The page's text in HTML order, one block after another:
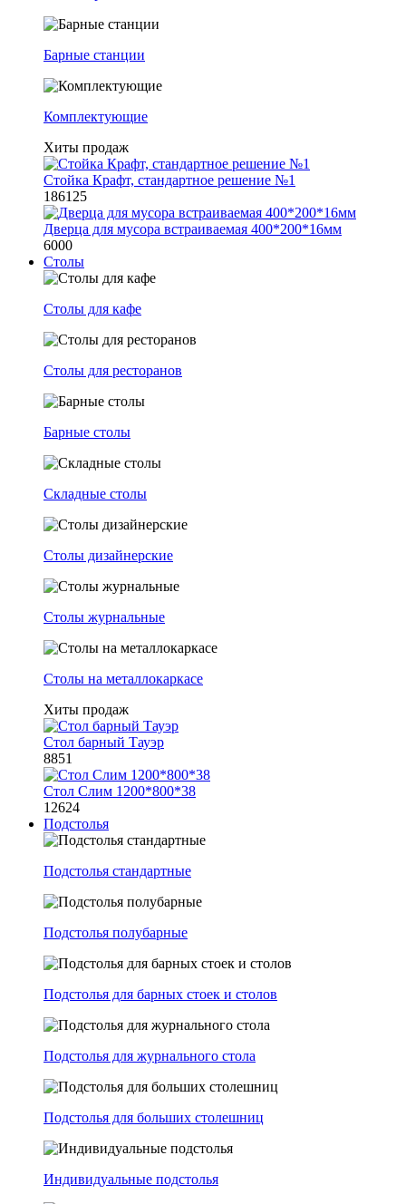
Барные станции
Комплектующие
Хиты продаж
Стойка Крафт, стандартное решение №1
186125
Дверца для мусора встраиваемая 400*200*16мм
6000
Столы
Столы для кафе
Столы для ресторанов
Барные столы
Складные столы
Столы дизайнерские
Столы журнальные
Столы на металлокаркасе
Хиты продаж
Стол барный Тауэр
8851
Стол Слим 1200*800*38
12624
Подстолья
Подстолья стандартные
Подстолья полубарные
Подстолья для барных стоек и столов
Подстолья для журнального стола
Подстолья для больших столешниц
Индивидуальные подстолья